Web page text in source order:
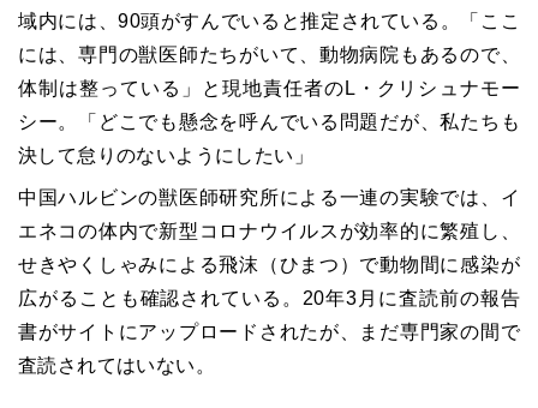
域内には、90頭がすんでいると推定されている。「ここ
には、専門の獣医師たちがいて、動物病院もあるので、
体制は整っている」と現地責任者のL・クリシュナモー
シー。「どこでも懸念を呼んでいる問題だが、私たちも
決して怠りのないようにしたい」
中国ハルビンの獣医師研究所による一連の実験では、イ
エネコの体内で新型コロナウイルスが効率的に繁殖し、
せきやくしゃみによる飛沫（ひまつ）で動物間に感染が
広がることも確認されている。20年3月に査読前の報告
書がサイトにアップロードされたが、まだ専門家の間で
査読されてはいない。